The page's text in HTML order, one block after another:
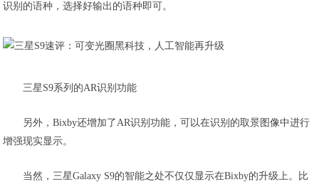
识别的语种，选择好输出的语种即可。
三星S9系列的AR识别功能
另外，Bixby还增加了AR识别功能，可以在识别的取景图像中进行
增强现实显示。
当然，三星Galaxy S9的智能之处不仅仅显示在Bixby的升级上。比